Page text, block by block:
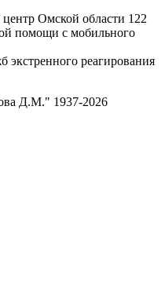
Омской области 122
помощи с мобильного
реагирования
Д.М." 1937-2026